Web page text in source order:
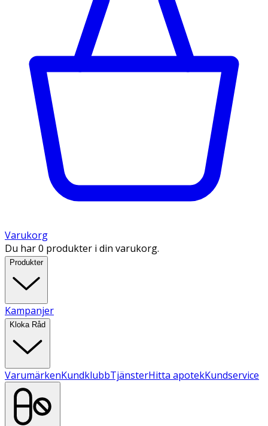
Varukorg
Du har 0 produkter i din varukorg.
Produkter
Kampanjer
Kloka Råd
VarumärkenKundklubbTjänsterHitta apotekKundservice